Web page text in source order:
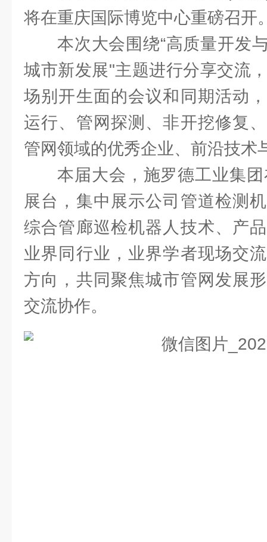
将在重庆国际博览中心重磅召开
本次大会围绕“高质量开发
城市新发展"主题进行分享交流
场别开生面的会议和同期活动
运行、管网探测、非开挖修复
管网领域的优秀企业、前沿技术
本届大会，施罗德工业集
展台，集中展示公司管道检测
综合管廊巡检机器人技术、产
业界同行业，业界学者现场交
方向，共同聚焦城市管网发展
交流协作。